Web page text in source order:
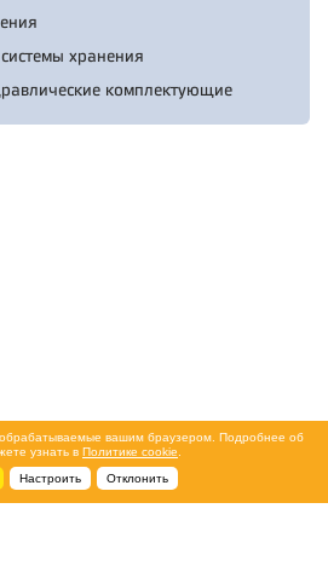
хранения
комплектующие
вашим браузером. Подробнее об
узнать в Политике cookie
Настроить Отклонить